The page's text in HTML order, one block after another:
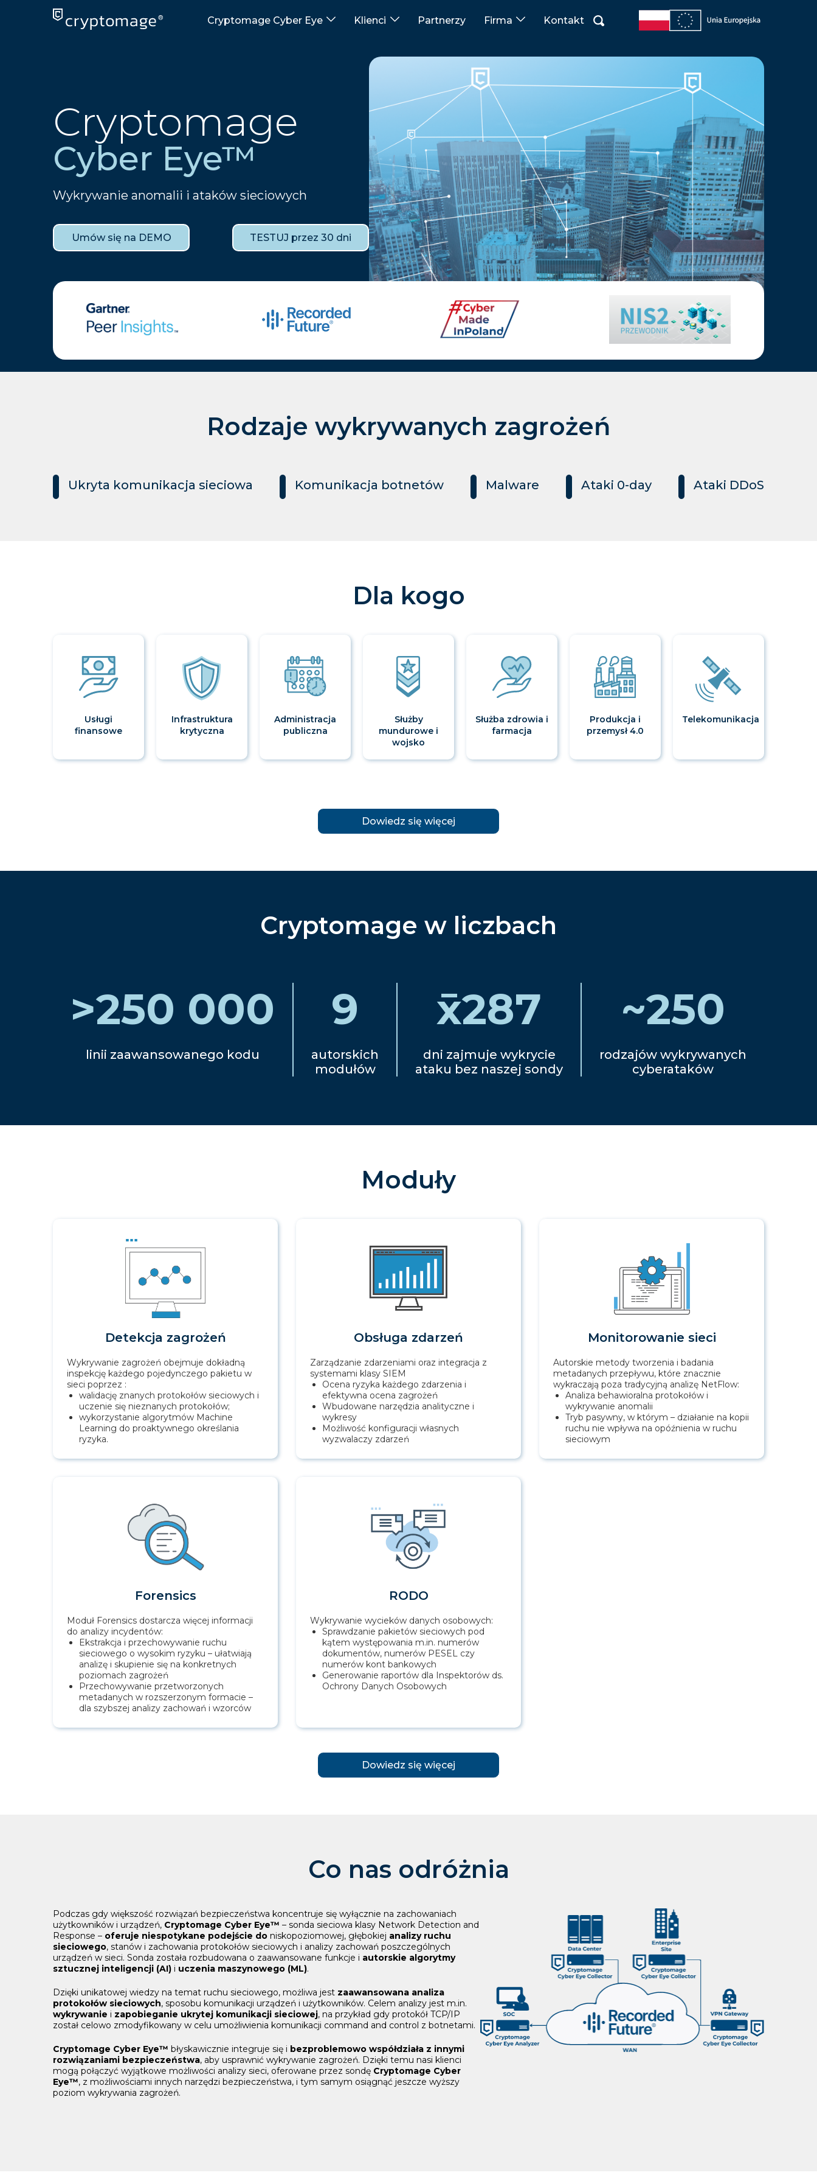
Cryptomage Cyber Eye Klienci Partnerzy Firma Kontakt
Cryptomage
Cyber Eye™
Wykrywanie anomalii i ataków sieciowych
Umów się na DEMO TESTUJ przez 30 dni
Rodzaje wykrywanych zagrożeń
Ukryta komunikacja sieciowa Komunikacja botnetów Malware Ataki 0-day Ataki DDoS
Dla kogo
Usługi
finansowe
Infrastruktura
krytyczna
Administracja
publiczna
Służby
mundurowe i
wojsko
Służba zdrowia i
farmacja
Produkcja i
przemysł 4.0
Telekomunikacja
Dowiedz się więcej
Cryptomage w liczbach
>250 000
linii zaawansowanego kodu
9
autorskich
modułów
x̄287
dni zajmuje wykrycie
ataku bez naszej sondy
~250
rodzajów wykrywanych
cyberataków
Moduły
Detekcja zagrożeń
Wykrywanie zagrożeń obejmuje dokładną
inspekcję każdego pojedynczego pakietu w
sieci poprzez :
walidację znanych protokołów sieciowych i
uczenie się nieznanych protokołów;
wykorzystanie algorytmów Machine
Learning do proaktywnego określania
ryzyka.
Obsługa zdarzeń
Zarządzanie zdarzeniami oraz integracja z
systemami klasy SIEM
Ocena ryzyka każdego zdarzenia i
efektywna ocena zagrożeń
Wbudowane narzędzia analityczne i
wykresy
Możliwość konfiguracji własnych
wyzwalaczy zdarzeń
Monitorowanie sieci
Autorskie metody tworzenia i badania
metadanych przepływu, które znacznie
wykraczają poza tradycyjną analizę NetFlow:
Analiza behawioralna protokołów i
wykrywanie anomalii
Tryb pasywny, w którym – działanie na kopii
ruchu nie wpływa na opóźnienia w ruchu
sieciowym
Forensics
Moduł Forensics dostarcza więcej informacji
do analizy incydentów:
Ekstrakcja i przechowywanie ruchu
sieciowego o wysokim ryzyku – ułatwiają
analizę i skupienie się na konkretnych
poziomach zagrożeń
Przechowywanie przetworzonych
metadanych w rozszerzonym formacie –
dla szybszej analizy zachowań i wzorców
RODO
Wykrywanie wycieków danych osobowych:
Sprawdzanie pakietów sieciowych pod
kątem występowania m.in. numerów
dokumentów, numerów PESEL czy
numerów kont bankowych
Generowanie raportów dla Inspektorów ds.
Ochrony Danych Osobowych
Dowiedz się więcej
Co nas odróżnia
Podczas gdy większość rozwiązań bezpieczeństwa koncentruje się wyłącznie na zachowaniach
użytkowników i urządzeń, Cryptomage Cyber Eye™ – sonda sieciowa klasy Network Detection and
Response – oferuje niespotykane podejście do niskopoziomowej, głębokiej analizy ruchu
sieciowego, stanów i zachowania protokołów sieciowych i analizy zachowań poszczególnych
urządzeń w sieci. Sonda została rozbudowana o zaawansowane funkcje i autorskie algorytmy
sztucznej inteligencji (AI) i uczenia maszynowego (ML).
Dzięki unikatowej wiedzy na temat ruchu sieciowego, możliwa jest zaawansowana analiza
protokołów sieciowych, sposobu komunikacji urządzeń i użytkowników. Celem analizy jest m.in.
wykrywanie i zapobieganie ukrytej komunikacji sieciowej, na przykład gdy protokół TCP/IP
został celowo zmodyfikowany w celu umożliwienia komunikacji command and control z botnetami.
Cryptomage Cyber Eye™ błyskawicznie integruje się i bezproblemowo współdziała z innymi
rozwiązaniami bezpieczeństwa, aby usprawnić wykrywanie zagrożeń. Dzięki temu nasi klienci
mogą połączyć wyjątkowe możliwości analizy sieci, oferowane przez sondę Cryptomage Cyber
Eye™, z możliwościami innych narzędzi bezpieczeństwa, i tym samym osiągnąć jeszcze wyższy
poziom wykrywania zagrożeń.